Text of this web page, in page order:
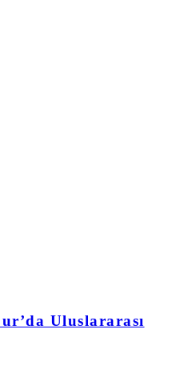
Uluslararası